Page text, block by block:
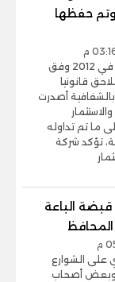
حفظها
- العقار محل الادعاء تم تسليمه في 2012 وفق
قانونيا
بالشفافية أصدرت
ما تم تداوله
تؤكد شركة
الباعة
المحافظ
على الشوارع
وبعض أصحاب